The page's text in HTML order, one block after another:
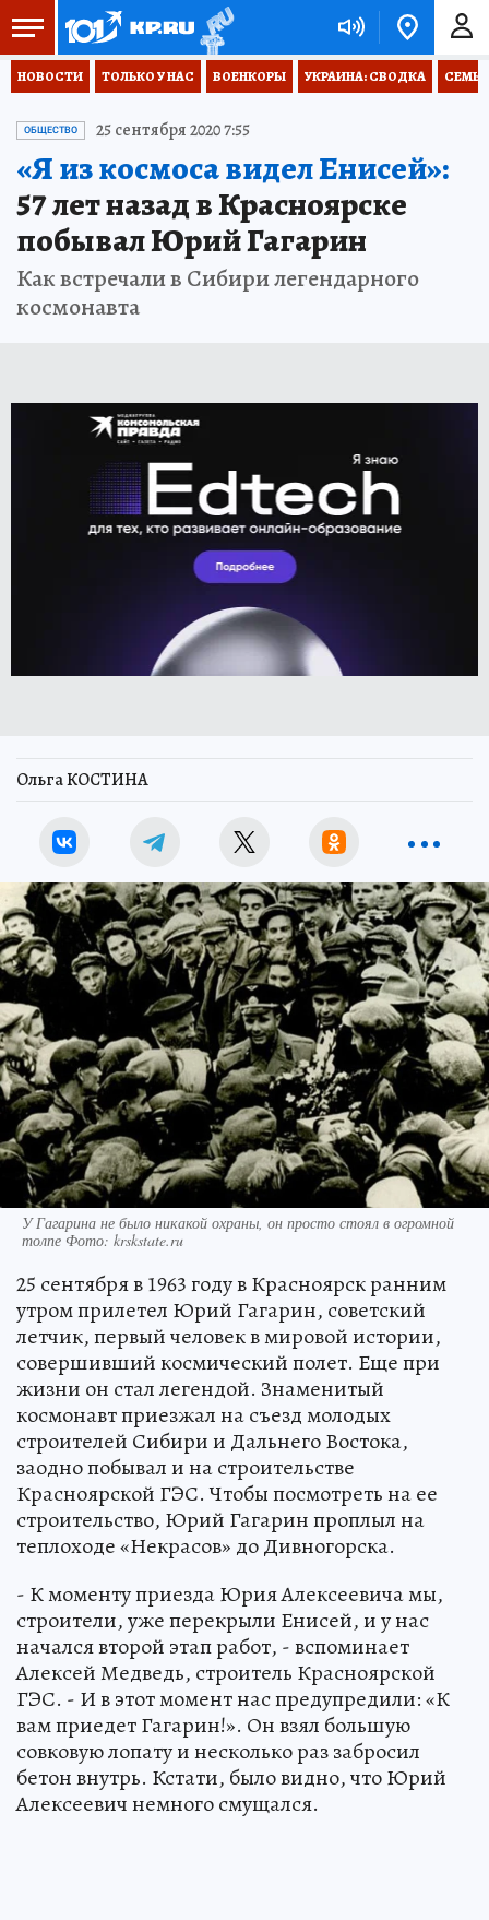
НОВОСТИ ТОЛЬКО У НАС ВОЕНКОРЫ УКРАИНА: СВОДКА
ОБЩЕСТВО 25 сентября 2020 7:55
«Я из космоса видел Енисей»:
57 лет назад в Красноярске
побывал Юрий Гагарин
Как встречали в Сибири легендарного
космонавта
Ольга КОСТИНА
У Гагарина не было никакой охраны, он просто стоял в огромной
толпе Фото: krskstate.ru
25 сентября в 1963 году в Красноярск ранним
утром прилетел Юрий Гагарин, советский
летчик, первый человек в мировой истории,
совершивший космический полет. Еще при
жизни он стал легендой. Знаменитый
космонавт приезжал на съезд молодых
строителей Сибири и Дальнего Востока,
заодно побывал и на строительстве
Красноярской ГЭС. Чтобы посмотреть на ее
строительство, Юрий Гагарин проплыл на
теплоходе «Некрасов» до Дивногорска.
- К моменту приезда Юрия Алексеевича мы,
строители, уже перекрыли Енисей, и у нас
начался второй этап работ, - вспоминает
Алексей Медведь, строитель Красноярской
ГЭС. - И в этот момент нас предупредили: «К
вам приедет Гагарин!». Он взял большую
совковую лопату и несколько раз забросил
бетон внутрь. Кстати, было видно, что Юрий
Алексеевич немного смущался.